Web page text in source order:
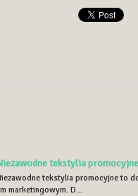
tekstylia promocyjne
tekstylia promocyjne to
marketingowym. D...